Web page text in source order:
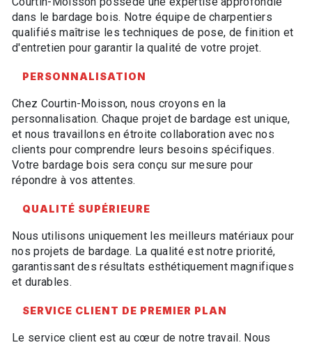
dans le bardage bois. Notre équipe de charpentiers
qualifiés maîtrise les techniques de pose, de finition et
d'entretien pour garantir la qualité de votre projet.
PERSONNALISATION
Chez Courtin-Moisson, nous croyons en la
personnalisation. Chaque projet de bardage est unique,
et nous travaillons en étroite collaboration avec nos
clients pour comprendre leurs besoins spécifiques.
Votre bardage bois sera conçu sur mesure pour
répondre à vos attentes.
QUALITÉ SUPÉRIEURE
Nous utilisons uniquement les meilleurs matériaux pour
nos projets de bardage. La qualité est notre priorité,
garantissant des résultats esthétiquement magnifiques
et durables.
SERVICE CLIENT DE PREMIER PLAN
Le service client est au cœur de notre travail. Nous